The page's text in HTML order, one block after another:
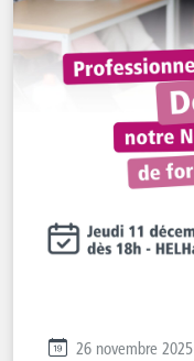
26 novembre 2025